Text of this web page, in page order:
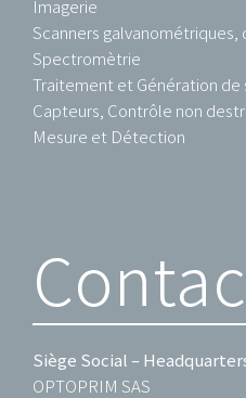
Imagerie
Scanners galvanométriques,
Spectromètrie
Traitement et Génération de
Capteurs, Contrôle non
Mesure et Détection
Siège Social –
OPTOPRIM SAS